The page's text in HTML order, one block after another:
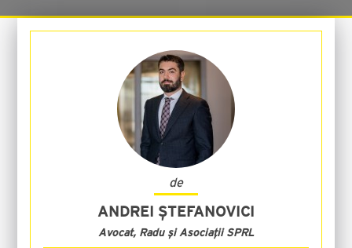
de
ANDREI ȘTEFANOVICI
Avocat, Radu și Asociații SPRL